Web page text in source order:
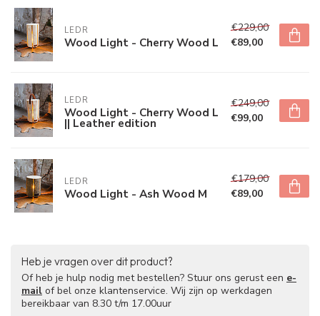
LEDR
Wood Light - Cherry Wood L
€229,00
€89,00
LEDR
Wood Light - Cherry Wood L
|| Leather edition
€249,00
€99,00
LEDR
Wood Light - Ash Wood M
€179,00
€89,00
Heb je vragen over dit product?
Of heb je hulp nodig met bestellen? Stuur ons gerust een e-
mail of bel onze klantenservice. Wij zijn op werkdagen
bereikbaar van 8.30 t/m 17.00uur